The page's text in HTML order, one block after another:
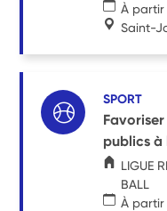
À partir
Saint-
SPORT
publics à
LIGUE
BALL
À partir